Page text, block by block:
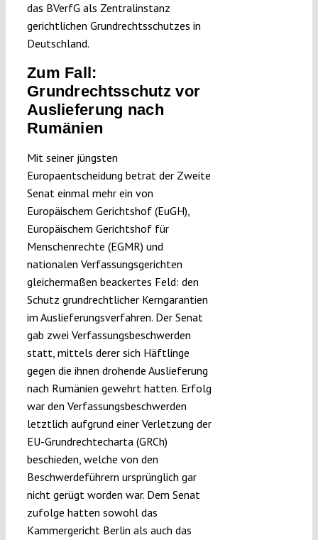
das BVerfG als Zentralinstanz
gerichtlichen Grundrechtsschutzes in
Deutschland.
Zum Fall:
Grundrechtsschutz vor
Auslieferung nach
Rumänien
Mit seiner jüngsten
Europaentscheidung betrat der Zweite
Senat einmal mehr ein von
Europäischem Gerichtshof (EuGH),
Europäischem Gerichtshof für
Menschenrechte (EGMR) und
nationalen Verfassungsgerichten
gleichermaßen beackertes Feld: den
Schutz grundrechtlicher Kerngarantien
im Auslieferungsverfahren. Der Senat
gab zwei Verfassungsbeschwerden
statt, mittels derer sich Häftlinge
gegen die ihnen drohende Auslieferung
nach Rumänien gewehrt hatten. Erfolg
war den Verfassungsbeschwerden
letztlich aufgrund einer Verletzung der
EU-Grundrechtecharta (GRCh)
beschieden, welche von den
Beschwerdeführern ursprünglich gar
nicht gerügt worden war. Dem Senat
zufolge hatten sowohl das
Kammergericht Berlin als auch das